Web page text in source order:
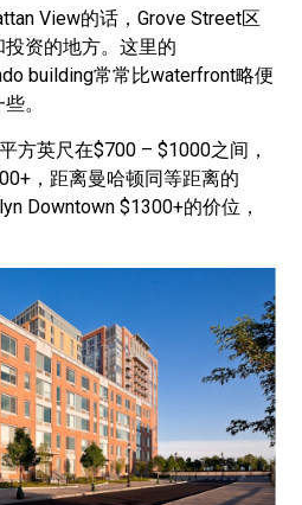
View的话，Grove Street区
资的地方。这里的
building常常比waterfront略便
。
方英尺在$700 – $1000之间，
，距离曼哈顿同等距离的
Downtown $1300+的价位，